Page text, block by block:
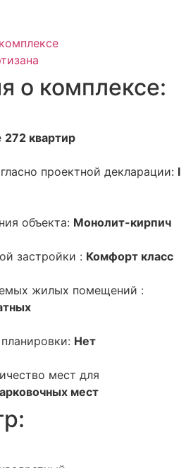
о комплексе:
272 квартир
проектной декларации: I
объекта: Монолит-кирпич
застройки : Комфорт класс
жилых помещений :
Нет
мест для
мест